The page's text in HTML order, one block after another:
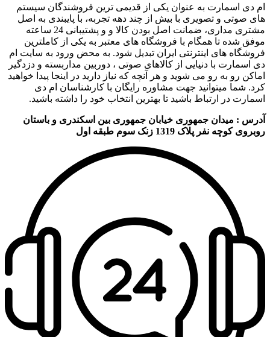
ام دی اسمارت به عنوان یکی از قدیمی ترین فروشندگان سیستم
های صوتی و تصویری با بیش از چند دهه تجربه، با پایبندی به اصل
مشتری مداری، ضمانت اصل بودن کالا و و پشتیبانی 24 ساعته
موفق شده تا همگام با فروشگاه های معتبر به یکی از کاملترین
فروشگاه های اینترنتی ایران تبدیل شود. به محض ورود به سایت ام
دی اسمارت با دنیایی از کالاهای صوتی ، دوربین مداربسته و دزدگیر
اماکن رو به رو می شوید و هر آنچه که نیاز دارید در اینجا پیدا خواهید
کرد. شما میتوانید جهت مشاوره رایگان با کارشناسان ام دی
اسمارت در ارتباط باشید تا بهترین انتخاب خود را داشته باشید.
آدرس : میدان جمهوری خیابان جمهوری بین اسکندری و باستان
روبروی کوچه نفر پلاک 1319 زنک سوم طبقه اول